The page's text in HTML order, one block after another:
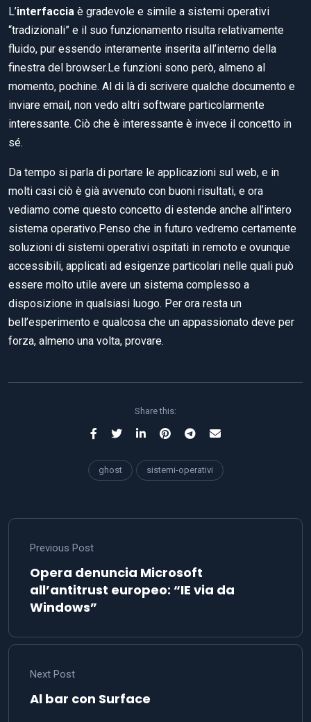
L’interfaccia è gradevole e simile a sistemi operativi
“tradizionali” e il suo funzionamento risulta relativamente
fluido, pur essendo interamente inserita all’interno della
finestra del browser.Le funzioni sono però, almeno al
momento, pochine. Al di là di scrivere qualche documento e
inviare email, non vedo altri software particolarmente
interessante. Ciò che è interessante è invece il concetto in
sé.
Da tempo si parla di portare le applicazioni sul web, e in
molti casi ciò è già avvenuto con buoni risultati, e ora
vediamo come questo concetto di estende anche all’intero
sistema operativo.Penso che in futuro vedremo certamente
soluzioni di sistemi operativi ospitati in remoto e ovunque
accessibili, applicati ad esigenze particolari nelle quali può
essere molto utile avere un sistema complesso a
disposizione in qualsiasi luogo. Per ora resta un
bell’esperimento e qualcosa che un appassionato deve per
forza, almeno una volta, provare.
Share this:
ghost sistemi-operativi
Previous Post
Opera denuncia Microsoft
all’antitrust europeo: “IE via da
Windows”
Next Post
Al bar con Surface